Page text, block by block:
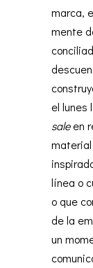
marca,
mente
el lunes
saleen
línea o
o que
de la
un